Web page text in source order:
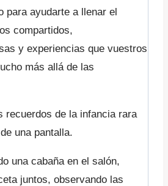
para ayudarte a llenar el
compartidos,
y experiencias que vuestros
más allá de las
recuerdos de la infancia rara
una pantalla.
una cabaña en el salón,
juntos, observando las